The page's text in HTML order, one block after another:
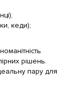
кеди);
рішень.
пару для